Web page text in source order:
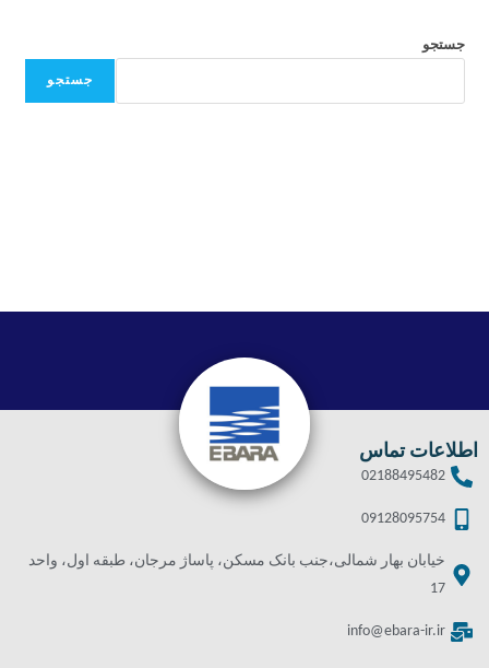
جستجو
جستجو
اطلاعات تماس
02188495482
09128095754
خیابان بهار شمالی،جنب بانک مسکن، پاساژ مرجان، طبقه اول، واحد
17
info@ebara-ir.ir